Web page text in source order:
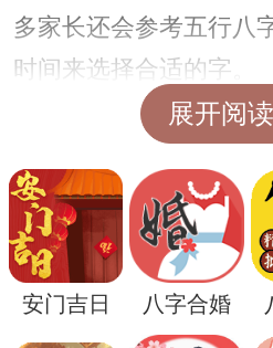
多家长还会参考五行八
时间来选择合适的字。
在喻氏姓氏中，包含“喻
字不仅符合音律美，更
种积极向上的生活态度
泽，寓意着希望孩子能
养；“腾”则意味着飞腾
展开阅读
安门吉日 八字合婚